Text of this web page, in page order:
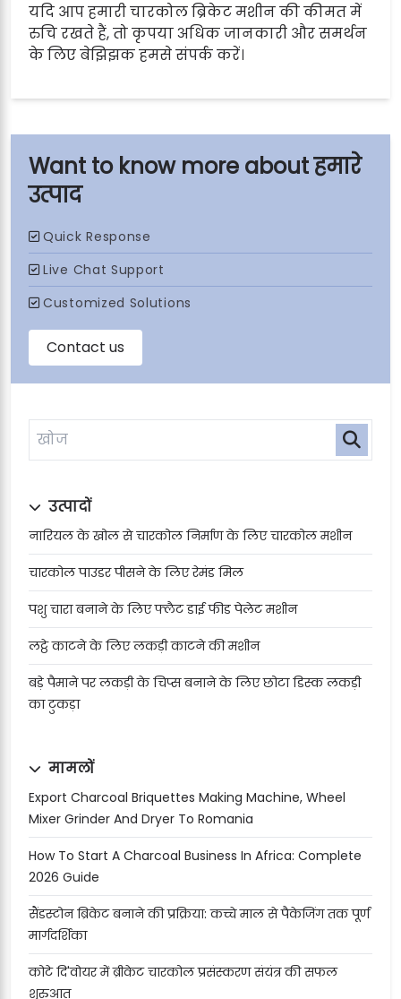
हमारे
उत्पाद
उत्पादों
नारियल के खोल से चारकोल निर्माण के लिए चारकोल मशीन
चारकोल पाउडर पीसने के लिए रेमंड मिल
पशु चारा बनाने के लिए फ्लैट डाई फीड पेलेट मशीन
लट्ठे काटने के लिए लकड़ी काटने की मशीन
बड़े पैमाने पर लकड़ी के चिप्स बनाने के लिए छोटा डिस्क लकड़ी
का टुकड़ा
मामलों
Export Charcoal Briquettes Making Machine, Wheel
Mixer Grinder And Dryer To Romania
How To Start A Charcoal Business In Africa: Complete
2026 Guide
सैंडस्टोन ब्रिकेट बनाने की प्रक्रिया: कच्चे माल से पैकेजिंग तक पूर्ण
मार्गदर्शिका
कोटे दि'वोयर में ब्रीकेट चारकोल प्रसंस्करण संयंत्र की सफल
शुरुआत
यदि आप हमारी चारकोल ब्रिकेट मशीन की कीमत में
रुचि रखते हैं, तो कृपया अधिक जानकारी और समर्थन
के लिए बेझिझक हमसे संपर्क करें।